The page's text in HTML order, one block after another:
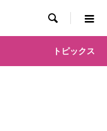

トピックス